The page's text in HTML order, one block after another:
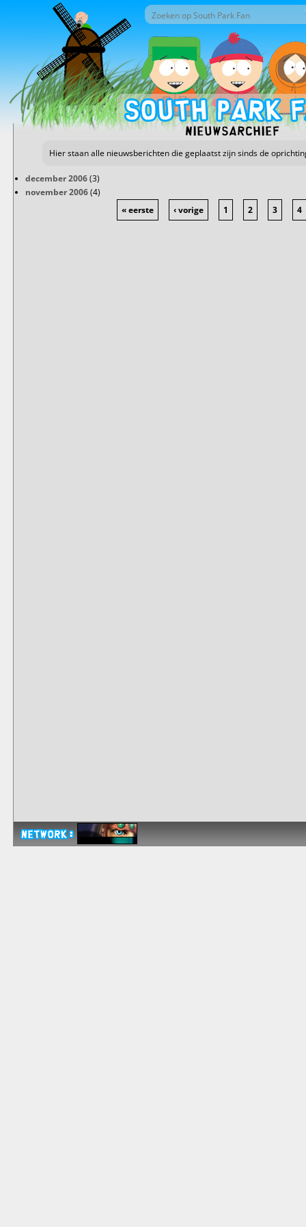
Overslaan en naar de inhoud gaan
Zoekveld
Zoek door deze site
Nieuwsarchief
Hier staan alle nieuwsberichten die geplaatst zijn sinds de
december 2006(3)
november 2006(4)
« eerste ‹ vorige 1 2 3 4